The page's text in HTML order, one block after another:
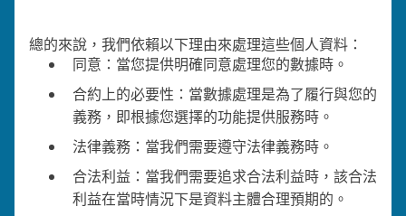
總的來說，我們依賴以下理由來處理這些個人資料：
同意：當您提供明確同意處理您的數據時。
合約上的必要性：當數據處理是為了履行與您的
義務，即根據您選擇的功能提供服務時。
法律義務：當我們需要遵守法律義務時。
合法利益：當我們需要追求合法利益時，該合法
利益在當時情況下是資料主體合理預期的。